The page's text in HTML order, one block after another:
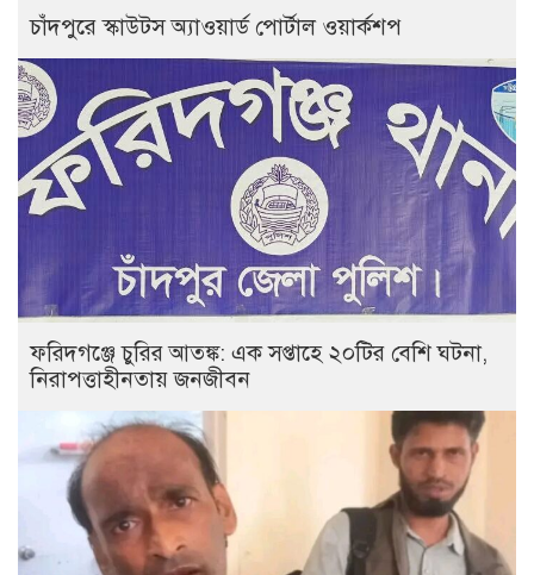
চাঁদপুরে স্কাউটস অ্যাওয়ার্ড পোর্টাল ওয়ার্কশপ
ফরিদগঞ্জে চুরির আতঙ্ক: এক সপ্তাহে ২০টির বেশি ঘটনা,
নিরাপত্তাহীনতায় জনজীবন